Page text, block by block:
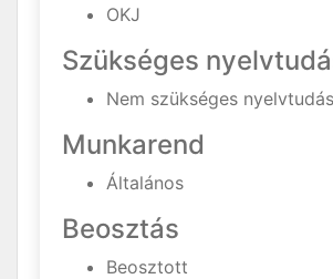
OKJ
Szükséges
Nem szükséges nyelvtudás
Munkarend
Általános
Beosztás
Beosztott